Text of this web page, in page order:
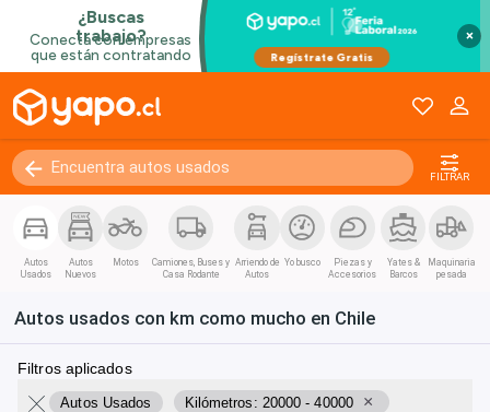
×
FILTRAR
Autos
Usados
Autos
Nuevos
Motos
Camiones, Buses y
Casa Rodante
Arriendo de
Autos
Yo busco
Piezas y
Accesorios
Yates &
Barcos
Maquinaria
pesada
Autos usados con km como mucho en Chile
Filtros aplicados
Autos Usados Kilómetros: 20000 - 40000 ×